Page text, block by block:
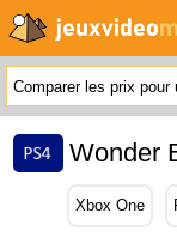
Wonder
Xbox One